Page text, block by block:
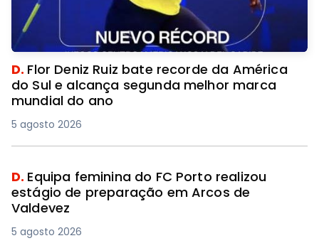
D. Flor Deniz Ruiz bate recorde da América
do Sul e alcança segunda melhor marca
mundial do ano
5 agosto 2026
D. Equipa feminina do FC Porto realizou
estágio de preparação em Arcos de
Valdevez
5 agosto 2026